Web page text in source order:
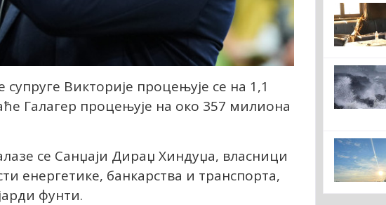
Викторије процењује се на 1,1
Галагер процењује на око 357 милиона
се Санџаји Дираџ Хиндуџа, власници
енергетике, банкарства и транспорта,
фунти.